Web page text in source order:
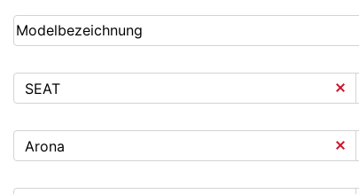
SEAT
Arona